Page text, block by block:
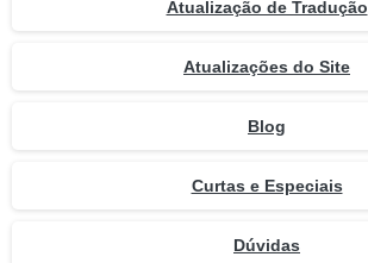
Atualização de Tradução
Atualizações do Site
Blog
Curtas e Especiais
Dúvidas